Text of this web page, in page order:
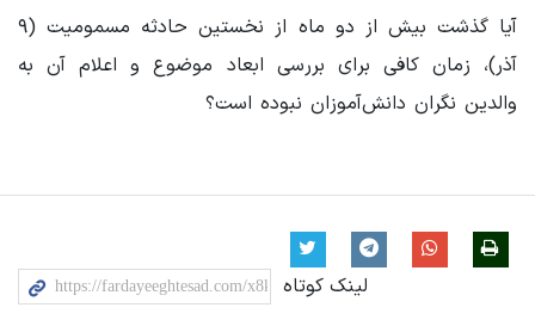
آیا گذشت بیش از دو ماه از نخستین حادثه مسمومیت (۹
آذر)، زمان کافی برای بررسی ابعاد موضوع و اعلام آن به
والدین نگران دانش‌آموزان نبوده است؟
لینک کوتاه